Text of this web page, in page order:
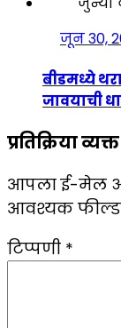
जून 30,
बीडमध्ये
जावयाची
प्रतिक्रिया
आपला ई-मेल
आवश्यक
टिप्पणी *